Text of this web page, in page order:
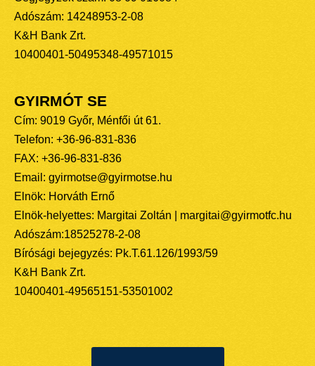
Adószám: 14248953-2-08
K&H Bank Zrt.
10400401-50495348-49571015
GYIRMÓT SE
Cím: 9019 Győr, Ménfői út 61.
Telefon: +36-96-831-836
FAX: +36-96-831-836
Email: gyirmotse@gyirmotse.hu
Elnök: Horváth Ernő
Elnök-helyettes: Margitai Zoltán | margitai@gyirmotfc.hu
Adószám:18525278-2-08
Bírósági bejegyzés: Pk.T.61.126/1993/59
K&H Bank Zrt.
10400401-49565151-53501002